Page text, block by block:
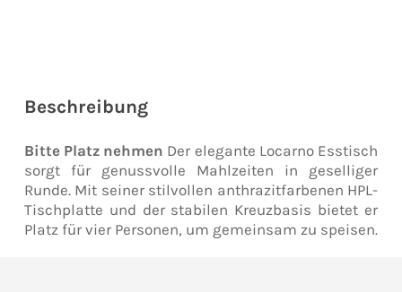
Beschreibung
Bitte Platz nehmen Der elegante Locarno Esstisch
sorgt für genussvolle Mahlzeiten in geselliger
Runde. Mit seiner stilvollen anthrazitfarbenen HPL-
Tischplatte und der stabilen Kreuzbasis bietet er
Platz für vier Personen, um gemeinsam zu speisen.